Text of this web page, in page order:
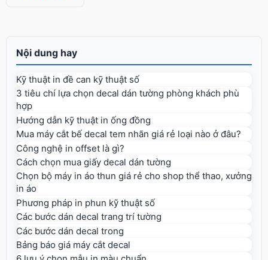
Nội dung hay
Kỹ thuật in đề can kỹ thuật số
3 tiêu chí lựa chọn decal dán tường phòng khách phù
hợp
Hướng dẫn kỹ thuật in ống đồng
Mua máy cắt bế decal tem nhãn giá rẻ loại nào ở đâu?
Công nghệ in offset là gì?
Cách chọn mua giấy decal dán tường
Chọn bộ máy in áo thun giá rẻ cho shop thể thao, xưởng
in áo
Phương pháp in phun kỹ thuật số
Các bước dán decal trang trí tường
Các bước dán decal trong
Bảng báo giá máy cắt decal